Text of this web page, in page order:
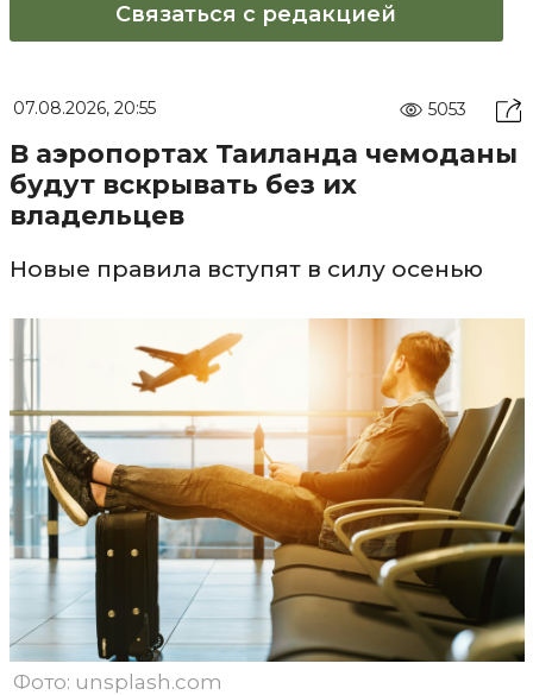
Связаться с редакцией
07.08.2026, 20:55 5053
В аэропортах Таиланда чемоданы
будут вскрывать без их
владельцев
Новые правила вступят в силу осенью
Фото: unsplash.com